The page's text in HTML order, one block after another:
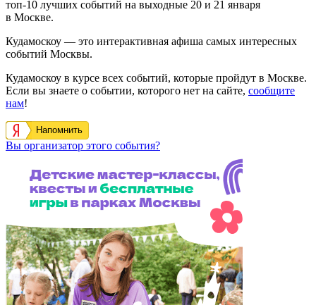
топ-10 лучших событий на выходные 20 и 21 января
в Москве.
Кудамоскоу — это интерактивная афиша самых интересных
событий Москвы.
Кудамоскоу в курсе всех событий, которые пройдут в Москве.
Если вы знаете о событии, которого нет на сайте, сообщите
нам!
Напомнить
Вы организатор этого события?